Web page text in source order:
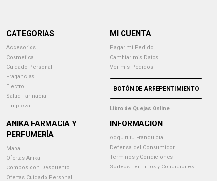
CATEGORIAS
Accesorios
Cosmetica
Cuidado Personal
Fragancias
Electro
Salud Farmacia
Limpieza
MI CUENTA
Pagar mi Pedido
Cambiar mis Datos
Ver mis Pedidos
BOTÓN DE ARREPENTIMIENTO
Libro de Quejas Online
ANIKA FARMACIA Y
PERFUMERÍA
Mapa
Ofertas Anika
Combos con Descuento
Ofertas Cuidado Personal
INFORMACION
Adquirí tu Franquicia
Defensa del Consumidor
Terminos y Condiciones
Sorteos Terminos y Condiciones